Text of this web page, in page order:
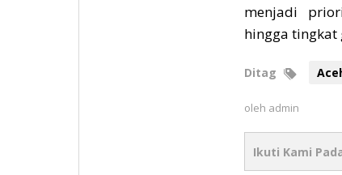
menjadi
hingga tingkat
Ditag
oleh admin
Ikuti Kami